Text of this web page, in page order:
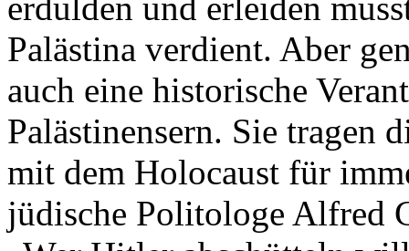
Palästina verdient. Aber
auch eine historische
Palästinensern. Sie tragen
mit dem Holocaust für
jüdische Politologe Alfred